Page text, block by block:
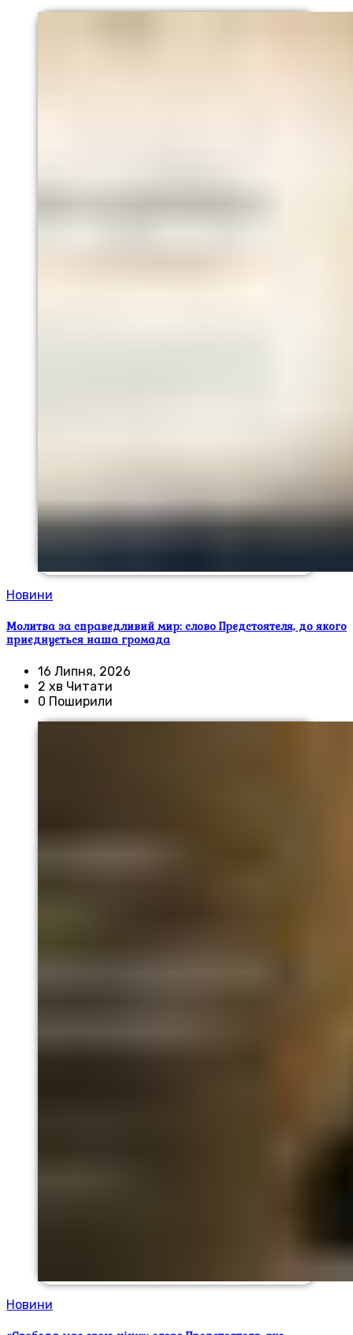
Новини
Молитва за справедливий мир: слово Предстоятеля, до якого
приєднується наша громада
16 Липня, 2026
2 хв Читати
0 Поширили
Новини